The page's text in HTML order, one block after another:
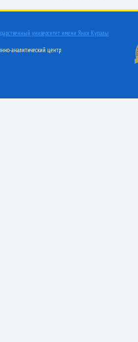
университет имени Янки Купалы
аналитический центр